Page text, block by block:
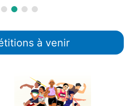
à venir